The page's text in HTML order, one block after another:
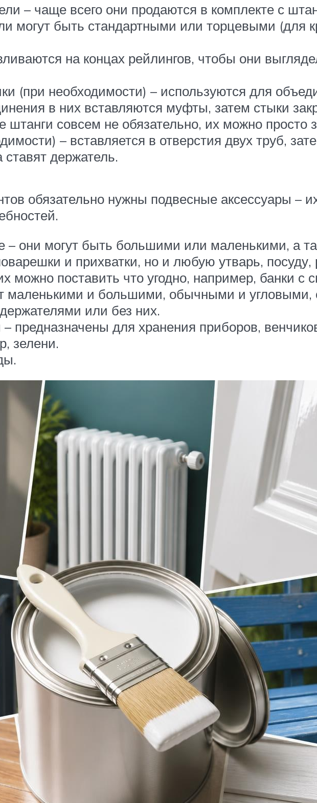
– чаще всего они продаются в комплекте с
могут быть стандартными или торцевыми (для
на концах рейлингов, чтобы они
(при необходимости) – используются для
в них вставляются муфты, затем стыки
штанги совсем не обязательно, их можно просто
– вставляется в отверстия двух труб,
ставят держатель.
обязательно нужны подвесные аксессуары –
– они могут быть большими или маленькими, а
и прихватки, но и любую утварь, посуду,
можно поставить что угодно, например, банки с
маленькими и большими, обычными и угловыми,
или без них.
предназначены для хранения приборов,
зелени.